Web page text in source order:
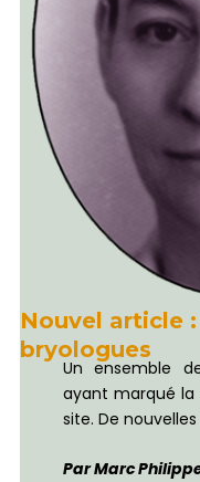
Nouvel article
bryologues
Un ensemble
ayant marqué la
site. De
Par Marc